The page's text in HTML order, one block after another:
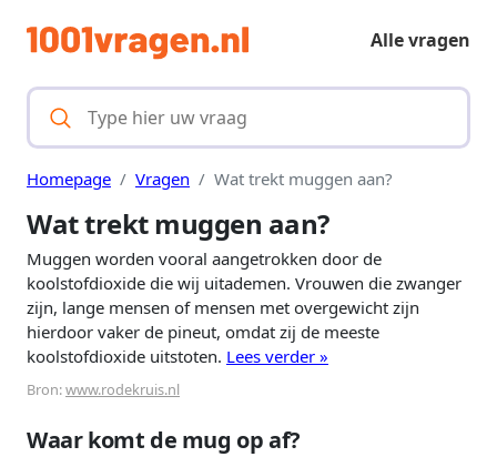
Alle vragen
Homepage Vragen Wat trekt muggen aan?
Wat trekt muggen aan?
Muggen worden vooral aangetrokken door de
koolstofdioxide die wij uitademen. Vrouwen die zwanger
zijn, lange mensen of mensen met overgewicht zijn
hierdoor vaker de pineut, omdat zij de meeste
koolstofdioxide uitstoten. Lees verder »
Bron:www.rodekruis.nl
Waar komt de mug op af?